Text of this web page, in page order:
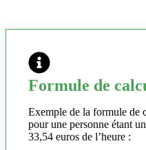
Formule de
Exemple de la formule de
pour une personne étant
33,54 euros de l’heure :